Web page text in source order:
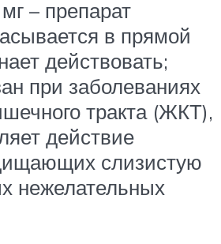
– препарат
в прямой
действовать;
при заболеваниях
тракта (ЖКТ),
действие
слизистую
нежелательных